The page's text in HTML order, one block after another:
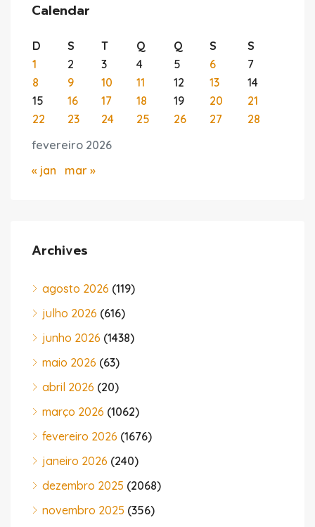
Calendar
fevereiro 2026
D S T Q Q S
S
1
2 3 4 5 6
7
8
9 10 11 12 13
14
15
16 17 18 19 20
21
22
23 24 25 26 27 28
« jan mar »
Archives
agosto 2026 (119)
julho 2026 (616)
junho 2026 (1438)
maio 2026 (63)
abril 2026 (20)
março 2026 (1062)
fevereiro 2026 (1676)
janeiro 2026 (240)
dezembro 2025 (2068)
novembro 2025 (356)